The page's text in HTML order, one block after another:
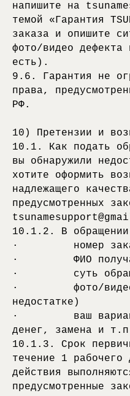
напишите на
темой «Гарантия
заказа и опишите
фото/видео
есть).
9.6. Гарантия не
права,
РФ.
10) Претензии и
10.1. Как подать
вы обнаружили
хотите оформить
надлежащего
предусмотренных
10.1.2. В обращении
· номер
· ФИО
· суть
· фото/видео
недостатке)
· ваш вариант
денег, замена и
10.1.3. Срок
течение 1 рабочего
действия
предусмотренные